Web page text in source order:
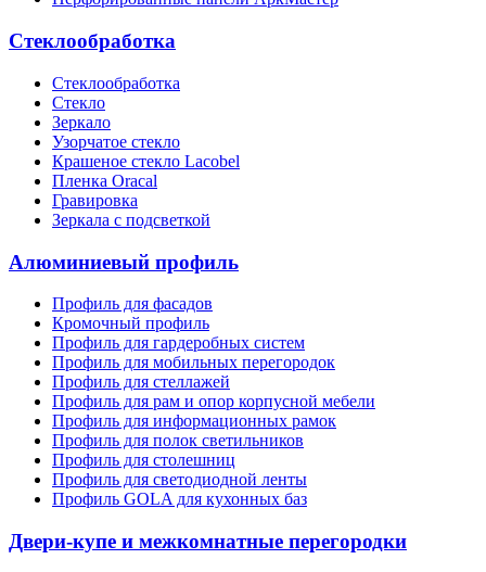
Стеклообработка
Стеклообработка
Стекло
Зеркало
Узорчатое стекло
Крашеное стекло Lacobel
Пленка Oracal
Гравировка
Зеркала с подсветкой
Алюминиевый профиль
Профиль для фасадов
Кромочный профиль
Профиль для гардеробных систем
Профиль для мобильных перегородок
Профиль для стеллажей
Профиль для рам и опор корпусной мебели
Профиль для информационных рамок
Профиль для полок светильников
Профиль для столешниц
Профиль для светодиодной ленты
Профиль GOLA для кухонных баз
Двери-купе и межкомнатные перегородки